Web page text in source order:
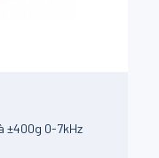
±400g 0-7kHz